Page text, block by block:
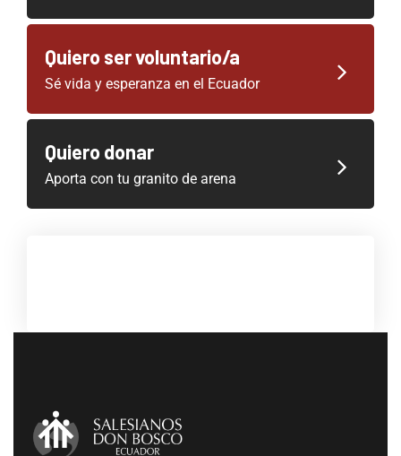
Quiero ser voluntario/a
Sé vida y esperanza en el Ecuador
Quiero donar
Aporta con tu granito de arena